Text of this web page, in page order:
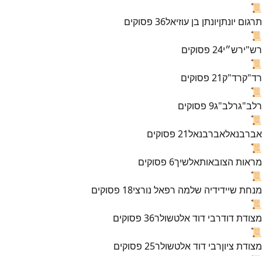
📜
תרגום יונתןיונתן בן עוזיאל36 פסוקים
📜
רש"ירש״י24 פסוקים
📜
רד"קרד"ק21 פסוקים
📜
רלב"גרלב"ג9 פסוקים
📜
אברבנאלאברבנאל21 פסוקים
📜
מראות הצובאותאלשיך6 פסוקים
📜
מנחת שיידידיה שלמה רפאל נורצי18 פסוקים
📜
מצודת דודרבי דוד אלטשולר36 פסוקים
📜
מצודת ציוןרבי דוד אלטשולר25 פסוקים